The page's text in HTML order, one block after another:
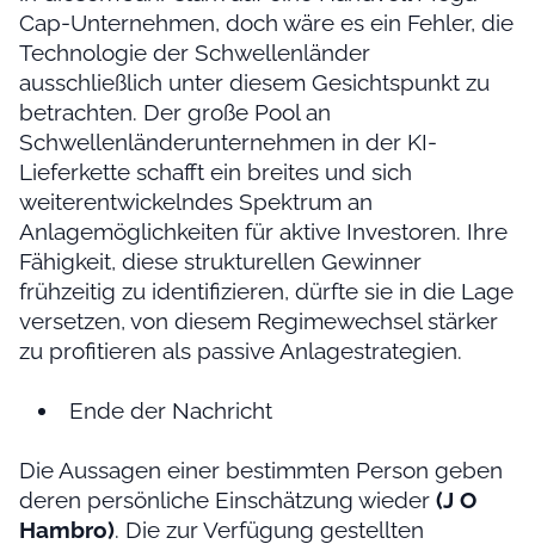
Cap-Unternehmen, doch wäre es ein Fehler, die
Technologie der Schwellenländer
ausschließlich unter diesem Gesichtspunkt zu
betrachten. Der große Pool an
Schwellenländerunternehmen in der KI-
Lieferkette schafft ein breites und sich
weiterentwickelndes Spektrum an
Anlagemöglichkeiten für aktive Investoren. Ihre
Fähigkeit, diese strukturellen Gewinner
frühzeitig zu identifizieren, dürfte sie in die Lage
versetzen, von diesem Regimewechsel stärker
zu profitieren als passive Anlagestrategien.
Ende der Nachricht
Die Aussagen einer bestimmten Person geben
deren persönliche Einschätzung wieder (J O
Hambro). Die zur Verfügung gestellten